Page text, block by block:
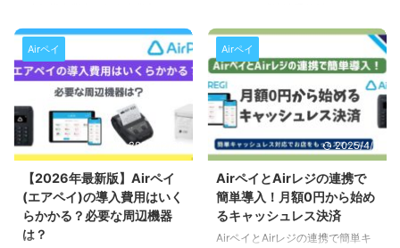
ャッシュレスはAirペイ Airペイは
初期費用が実質無料で始められ
て、決済手数料も安く、そして幅
広い決済方法に対応しているた
め、中小事業者や個人事業主でも
使いやすいキャッシュレス決済代
行サービスです。 この記事で
は、Airペイが中小事業者や個人
事業主に選ばれる理由や導入で得
られるメリットを詳しく解説しま
す。 Airペイが選ばれる5つの理
由 Airペイが中小事業者や個人事
業主に選ばれる主な理由は次の5
ウントプログラム」とは？ Airペ
イでは事業者がカード会社に支払
う手数料の負担を軽減する取り組
みとして2024年12月2日(月)よ
り、中小事業者を対象にクレジッ
トカードの決済手数料を現行の
3.24％から2.48％に引き下げる
「決済手数料ディスカウントプロ
グラム」を開始しました。 対象
となるクレジットカードブランド
はVisa 、Mastercard、JCB、
American Express、Diners
Club、Discoverの6ブランドが対
Airペイ
2025/12/30
【2026年最新版】Airペイ
(エアペイ)の導入費用はいく
らかかる？必要な周辺機器
は？
Airペイ
2025/4/1
AirペイとAirレジの連携で
簡単導入！月額0円から始め
るキャッシュレス決済
AirペイとAirレジの連携で簡単キ